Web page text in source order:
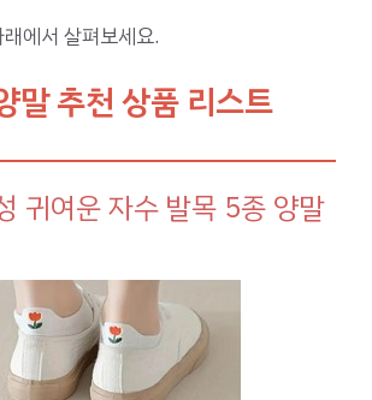
에서 살펴보세요.
말 추천 상품 리스트
귀여운 자수 발목 5종 양말